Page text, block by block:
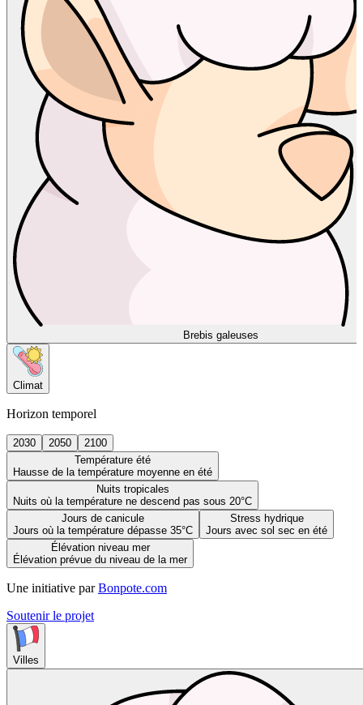
Brebis galeuses
Climat
Horizon temporel
2030 2050
2100
Température été
Hausse de la température moyenne en été
Nuits tropicales
Nuits où la température ne descend pas sous 20°C
Jours de canicule
Jours où la température dépasse 35°C
Stress hydrique
Jours avec sol sec en été
Élévation niveau mer
Élévation prévue du niveau de la mer
Une initiative par Bonpote.com
Soutenir le projet
Villes